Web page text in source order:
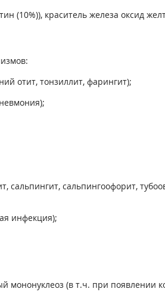
(10%)), краситель железа оксид
отит, тонзиллит, фарингит);
сальпингит, сальпингоофорит,
инфекция);
мононуклеоз (в т.ч. при появлении